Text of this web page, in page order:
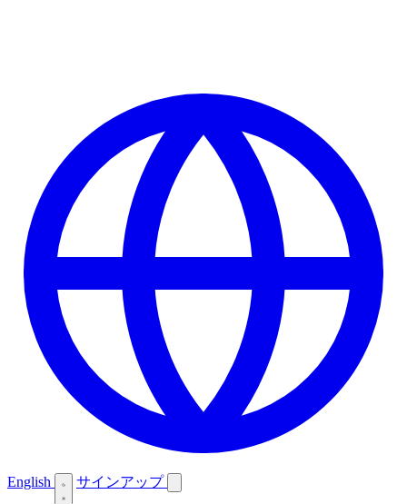
English サインアップ